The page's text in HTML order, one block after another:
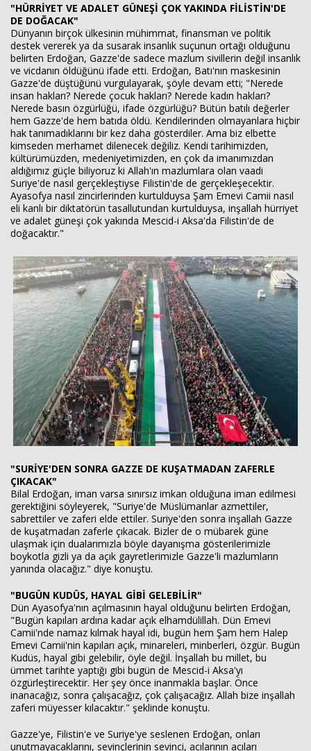
"HÜRRİYET VE ADALET GÜNEŞİ ÇOK YAKINDA FİLİSTİN'DE
DE DOĞACAK"
Dünyanın birçok ülkesinin mühimmat, finansman ve politik
destek vererek ya da susarak insanlık suçunun ortağı olduğunu
belirten Erdoğan, Gazze'de sadece mazlum sivillerin değil insanlık
ve vicdanın öldüğünü ifade etti. Erdoğan, Batı'nın maskesinin
Gazze'de düştüğünü vurgulayarak, şöyle devam etti; "Nerede
insan hakları? Nerede çocuk hakları? Nerede kadın hakları?
Nerede basın özgürlüğü, ifade özgürlüğü? Bütün batılı değerler
hem Gazze'de hem batıda öldü. Kendilerinden olmayanlara hiçbir
hak tanımadıklarını bir kez daha gösterdiler. Ama biz elbette
kimseden merhamet dilenecek değiliz. Kendi tarihimizden,
kültürümüzden, medeniyetimizden, en çok da imanımızdan
aldığımız güçle biliyoruz ki Allah'ın mazlumlara olan vaadi
Suriye'de nasıl gerçekleştiyse Filistin'de de gerçekleşecektir.
Ayasofya nasıl zincirlerinden kurtulduysa Şam Emevi Camii nasıl
eli kanlı bir diktatörün tasallutundan kurtulduysa, inşallah hürriyet
ve adalet güneşi çok yakında Mescid-i Aksa'da Filistin'de de
doğacaktır."
"SURİYE'DEN SONRA GAZZE DE KUŞATMADAN ZAFERLE
ÇIKACAK"
Bilal Erdoğan, iman varsa sınırsız imkan olduğuna iman edilmesi
gerektiğini söyleyerek, "Suriye'de Müslümanlar azmettiler,
sabrettiler ve zaferi elde ettiler. Suriye'den sonra inşallah Gazze
de kuşatmadan zaferle çıkacak. Bizler de o mübarek güne
ulaşmak için dualarımızla böyle dayanışma gösterilerimizle
boykotla gizli ya da açık gayretlerimizle Gazze'li mazlumların
yanında olacağız." diye konuştu.
"BUGÜN KUDÜS, HAYAL GİBİ GELEBİLİR"
Dün Ayasofya'nın açılmasının hayal olduğunu belirten Erdoğan,
"Bugün kapıları ardına kadar açık elhamdülillah. Dün Emevi
Camii'nde namaz kılmak hayal idi, bugün hem Şam hem Halep
Emevi Camii'nin kapıları açık, minareleri, minberleri, özgür. Bugün
Kudüs, hayal gibi gelebilir, öyle değil. İnşallah bu millet, bu
ümmet tarihte yaptığı gibi bugün de Mescid-i Aksa'yı
özgürleştirecektir. Her şey önce inanmakla başlar. Önce
inanacağız, sonra çalışacağız, çok çalışacağız. Allah bize inşallah
zaferi müyesser kılacaktır." şeklinde konuştu.
Gazze'ye, Filistin'e ve Suriye'ye seslenen Erdoğan, onları
unutmayacaklarını, sevinçlerinin sevinci, acılarının acıları